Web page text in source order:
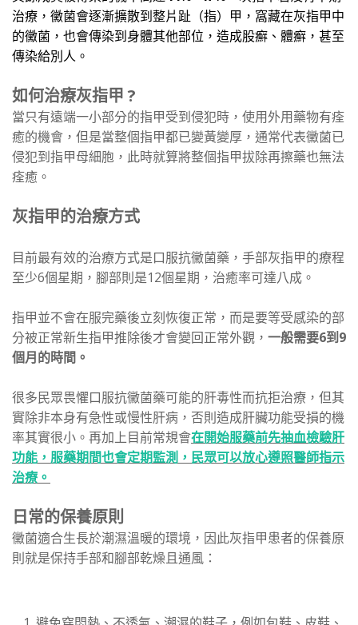
治療，黴菌會逐漸擴散到整片趾（指）甲，窩藏在灰指甲中
的黴菌，也會傳染到身體其他部位，造成股癬、體癬，甚至
傳染給別人。
如何治療灰指甲 ?
當只有遠端一小部分的指甲受到侵犯時，使用外用藥物有痊
癒的機會，但是當整個指甲都已變黃變厚，通常代表黴菌已
侵犯到指甲母細胞，此時就算將整個指甲拔除再擦藥也無法
痊癒。
灰指甲的治療方式
目前最有效的治療方式是口服抗黴菌藥，手部灰指甲的療程
至少6個星期，腳部則是12個星期，治癒率可達八成。
指甲並不會在服完藥後立刻恢復正常，而是要等受感染的部
分被正常新生指甲推除後才會變回正常外觀， 一般需要6到9
個月的時間。
很多民眾畏懼口服抗黴菌藥可能的肝毒性而抗拒治療，但其
實除非本身有急性或慢性肝病，否則造成肝臟功能受損的機
率其實很小。再加上目前常規會在開始服藥前先抽血檢驗肝
功能，服藥期間也會定期監測，民眾可以放心遵照醫師指示
治療。
日常的保養原則
黴菌適合生長於潮濕溫暖的環境，因此灰指甲患者的保養原
則就是保持手部和腳部乾燥且通風：